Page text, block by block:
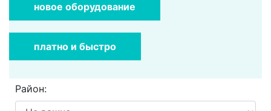
новое оборудование
платно и быстро
Район: